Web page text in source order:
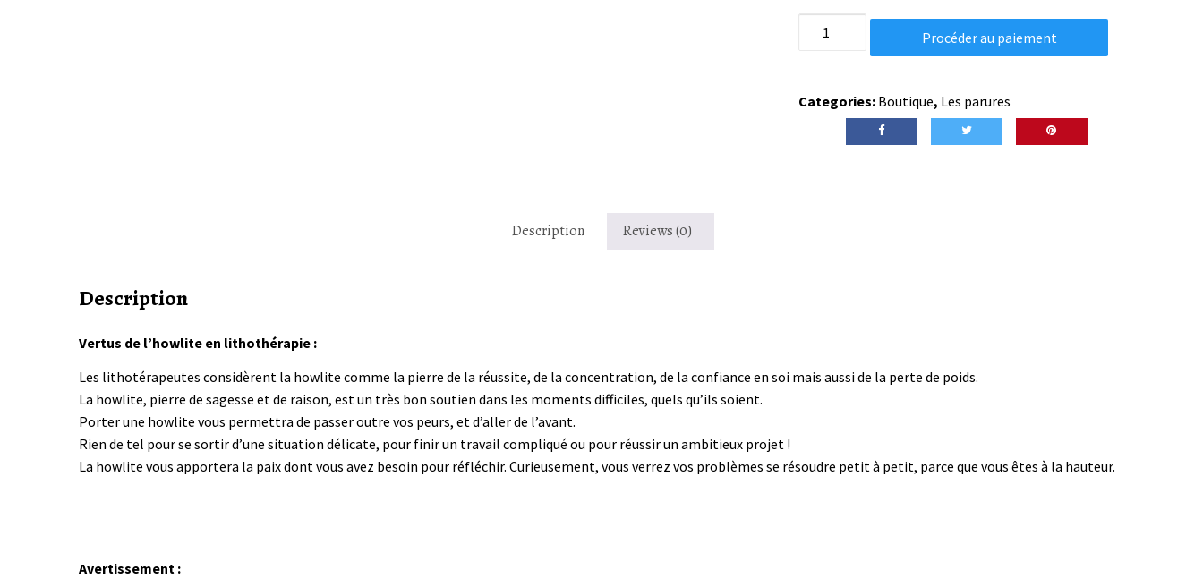
bracelet
Procéder au paiement
Categories: Boutique, Les parures
Description Reviews (0)
Description
Vertus de l’howlite en lithothérapie :
Les lithotérapeutes considèrent la howlite comme la pierre de la réussite, de la concentration, de la confiance en soi mais aussi de la perte de poids.
La howlite, pierre de sagesse et de raison, est un très bon soutien dans les moments difficiles, quels qu’ils soient.
Porter une howlite vous permettra de passer outre vos peurs, et d’aller de l’avant.
Rien de tel pour se sortir d’une situation délicate, pour finir un travail compliqué ou pour réussir un ambitieux projet !
La howlite vous apportera la paix dont vous avez besoin pour réfléchir. Curieusement, vous verrez vos problèmes se résoudre petit à petit, parce que vous êtes à la hauteur.
Avertissement :